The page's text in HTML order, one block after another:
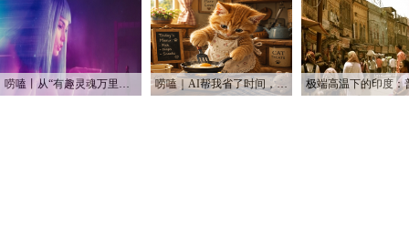
唠嗑丨从“有趣灵魂万里挑一”到“赛博恋人一键定制” 唠嗑｜AI帮我省了时间，也帮我烧光了Token